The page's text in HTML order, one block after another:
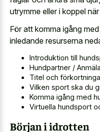
utrymme eller i koppel
För att komma igång
inledande resurserna
Introduktion till
Hundpartner /
Titel och
Vilken sport ska du
Komma igång med
Virtuella hundsport
Början i idrotten